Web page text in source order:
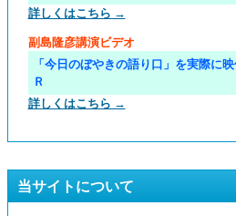
詳しくはこちら →
副島隆彦講演ビデオ
「今日のぼやきの語り口」を実際に
Ｒ
詳しくはこちら →
当サイトについて